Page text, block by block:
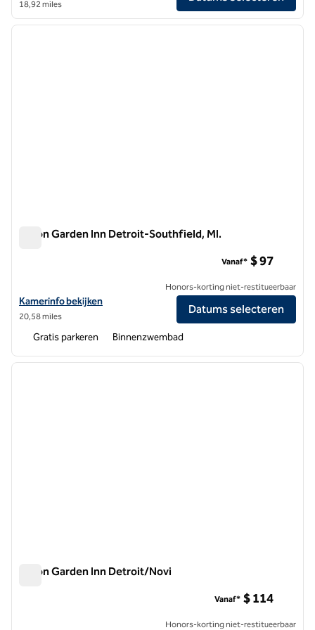
18,92 miles
1/12
1 van 12
Hilton Garden Inn Detroit-Southfield, MI.
Bekijk hoteldetails voor Hilton Garden Inn Detroit-Southfield, MI.
Kamerinfo bekijken
20,58 miles
Vanaf* $ 97
Honors-korting niet-restitueerbaar
Datums selecteren
Gratis parkeren Binnenzwembad
1 van 12
Hilton Garden Inn Detroit/Novi
Vanaf* $ 114
Honors-korting niet-restitueerbaar